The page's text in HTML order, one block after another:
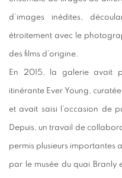
d’images inédites,
étroitement avec le
des films d’origine.
En 2015, la galerie avait
itinérante Ever Young,
et avait saisi l’occasion de
Depuis, un travail de
permis plusieurs importantes
par le musée du quai Branly